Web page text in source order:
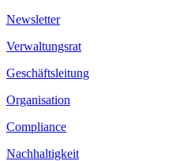
Newsletter
Verwaltungsrat
Geschäftsleitung
Organisation
Compliance
Nachhaltigkeit